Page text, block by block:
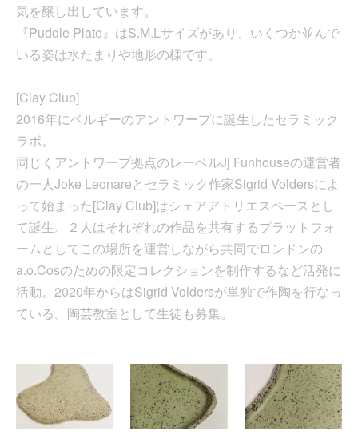
気を醸し出しています。
『Puddle Plate』はS.M.Lサイズがあり、いくつか並んで
いる姿は水たまりや地形の様です。
[Clay Club]
2016年にベルギーのアントワープに誕生したセラミック
ラボ。
同じくアントワープ拠点のレーベルJj Funhouseの運営者
の一人Joke Leonareとセラミック作家Sigrid Voldersによ
って始まった[Clay Club]はシェアアトリエスペースとし
て誕生。２人はそれぞれの作品を共有するプラットフォ
ームとしてこの場所を運営しながら共同でロンドンの
a.o.Cosのための限定コレクションを制作するなど活発に
活動。2020年からはSigrid Voldersが単独で作陶を行なっ
ている。陶芸教室として生徒も募集。